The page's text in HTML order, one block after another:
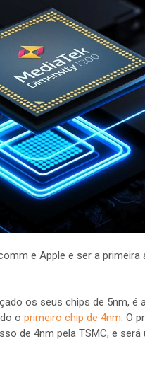
e Apple e ser a
os seus chips de 5nm, é
o primeiro chip de 4nm . O
de 4nm pela TSMC, e